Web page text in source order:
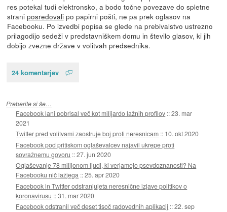
res potekal tudi elektronsko, a bodo točne povezave do spletne
strani posredovalipo papirni pošti, ne pa prek oglasov na
Facebooku. Po izvedbi popisa se glede na prebivalstvo ustrezno
prilagodijo sedeži v predstavniškem domu in število glasov, ki jih
dobijo zvezne države v volitvah predsednika.
24 komentarjev
Preberite si še…
Facebook lani pobrisal več kot milijardo lažnih profilov ::23. mar
2021
Twitter pred volitvami zaostruje boj proti neresnicam :: 10. okt 2020
Facebook pod pritiskom oglaševalcev najavil ukrepe proti
sovražnemu govoru ::27. jun 2020
Oglaševanje 78 milijonom ljudi, ki verjamejo psevdoznanosti? Na
Facebooku nič lažjega ::25. apr 2020
Facebook in Twitter odstranjujeta neresnične izjave politikov o
koronavirusu ::31. mar 2020
Facebook odstranil več deset tisoč radovednih aplikacij ::22. sep